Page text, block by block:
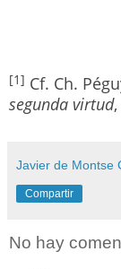
[1] Cf. Ch.
segunda virtud
Javier de Montse
Compartir
No hay